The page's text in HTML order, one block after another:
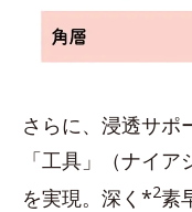
さらに、浸透サポ
「工具」（ナイ
を実現。深く*2素